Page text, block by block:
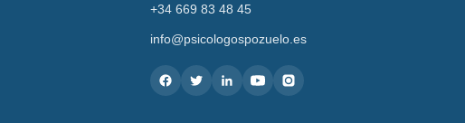
+34 669 83 48 45
info@psicologospozuelo.es